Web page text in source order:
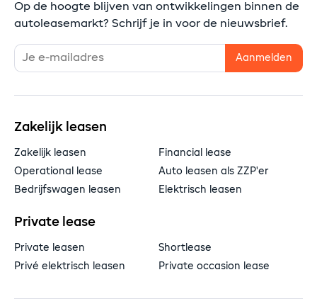
Op de hoogte blijven van ontwikkelingen binnen de
autoleasemarkt? Schrijf je in voor de nieuwsbrief.
Zakelijk leasen
Zakelijk leasen
Financial lease
Operational lease
Auto leasen als ZZP'er
Bedrijfswagen leasen
Elektrisch leasen
Private lease
Private leasen
Shortlease
Privé elektrisch leasen
Private occasion lease